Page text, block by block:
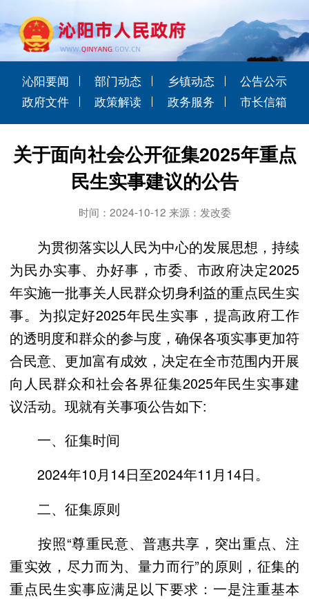
沁阳要闻 部门动态 乡镇动态
公告公示
政府文件
政策解读 政务服务 市长信箱
关于面向社会公开征集2025年重点
民生实事建议的公告
时间：2024-10-12 来源：发改委
为贯彻落实以人民为中心的发展思想，持续
为民办实事、办好事，市委、市政府决定2025
年实施一批事关人民群众切身利益的重点民生实
事。为拟定好2025年民生实事，提高政府工作
的透明度和群众的参与度，确保各项实事更加符
合民意、更加富有成效，决定在全市范围内开展
向人民群众和社会各界征集2025年民生实事建
议活动。现就有关事项公告如下:
一、征集时间
2024年10月14日至2024年11月14日。
二、征集原则
按照“尊重民意、普惠共享，突出重点、注
重实效，尽力而为、量力而行”的原则，征集的
重点民生实事应满足以下要求：一是注重基本